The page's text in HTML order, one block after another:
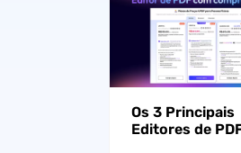
Os 3 Principais
Editores de